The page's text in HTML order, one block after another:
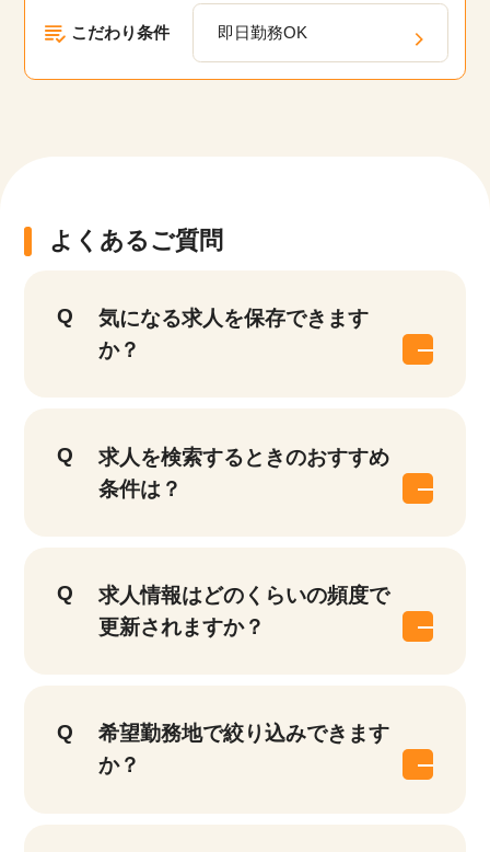
こだわり条件 即日勤務OK
よくあるご質問
気になる求人を保存できます
か？
求人を検索するときのおすすめ
条件は？
求人情報はどのくらいの頻度で
更新されますか？
希望勤務地で絞り込みできます
か？